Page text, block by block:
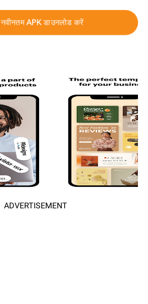
नवीनतम APK डाउनलोड करें
ADVERTISEMENT